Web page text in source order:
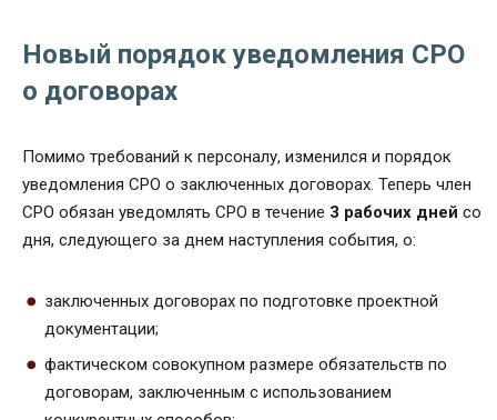
Новый порядок уведомления СРО
о договорах
Помимо требований к персоналу, изменился и порядок
уведомления СРО о заключенных договорах. Теперь член
СРО обязан уведомлять СРО в течение 3 рабочих дней со
дня, следующего за днем наступления события, о:
заключенных договорах по подготовке проектной
документации;
фактическом совокупном размере обязательств по
договорам, заключенным с использованием